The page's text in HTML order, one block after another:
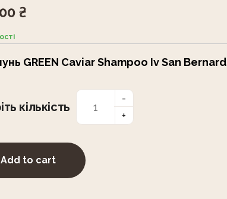
₴
GREEN Caviar Shampoo Iv San Bernard
кількість
Add to cart